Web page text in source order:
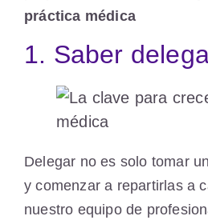
práctica médica
1. Saber
Delegar no es solo tomar
y comenzar a repartirlas a
nuestro equipo de